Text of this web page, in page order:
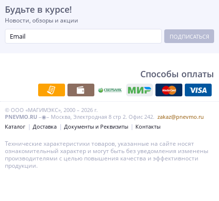
Будьте в курсе!
Новости, обзоры и акции
ПОДПИСАТЬСЯ
Способы оплаты
© ООО «МАГИМЭКС», 2000 – 2026 г.
PNEVMO.RU –◉– Москва, Электродная 8 стр 2. Офис 242. zakaz@pnevmo.ru
Каталог
Доставка Документы и Реквизиты Контакты
Технические характеристики товаров, указанные на сайте носят
ознакомительный характер и могут быть без уведомления изменены
производителями с целью повышения качества и эффективности
продукции.